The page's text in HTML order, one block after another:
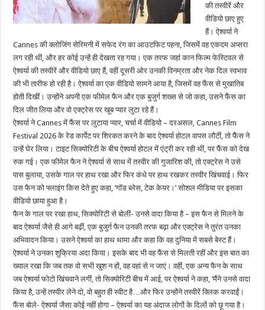
की तस्वीरें और
वीडियो छाए हुए
हैं। ऐश्वर्या ने
Cannes की क्लोजिंग सेरिमनी में सफेद रंग का आउटफिट पहना, जिसमें वह एकदम अप्सरा
लग रही थीं, और हर कोई उन्हें ही देखता रह गया। एक तरफ जहां कान फिल्म फेस्टिवल से
ऐश्वर्या की तस्वीरें और वीडियो छाए हैं, वहीं दूसरी ओर उनकी विनम्रता और नेक दिल स्वभाव
की भी तारीफ हो रही है। ऐश्वर्या का एक वीडियो सामने आया है, जिसमें वह फैंस से मुखातिब
होती दिखीं। उन्होंने अपनी एक फीमेल फैन और एक बुजुर्ग शख्स से जो कहा, उसने फैंस का
दिल जीत लिया और वो एक्ट्रेस पर खूब प्यार लुटा रहे हैं।
ऐश्वर्या ने Cannes में फैंस पर लुटाया प्यार, चर्चा में वीडियो – दरअसल, Cannes Film
Festival 2026 के रेड कार्पेट पर शिरकत करने के बाद ऐश्वर्या होटल वापस लौटीं, तो फैंस ने
उन्हें घेर लिया। टाइट सिक्योरिटी के बीच ऐश्वर्या होटल में एंट्री कर रही थीं, पर फैंस को देख
रुक गई। एक फीमेल फैन ने ऐश्वर्या से साथ में तस्वीर की गुजारिश की, तो एक्ट्रेस ने उसे
पास बुलाया, उसके गाल पर हाथ रखा और फिर कंधे पर हाथ रखकर तस्वीर खिंचवाई। फिर
उस फैन को फ्लाइंग किस देते हुए कहा, ‘गॉड ब्लेस, टेक केयर।’ सोशल मीडिया पर इसका
वीडियो छाया हुआ है।
फैन के गाल पर रखा हाथ, सिक्योरिटी से बोलीं- उनसे वादा किया है – इस फैन से मिलने के
बाद ऐश्वर्या जैसे ही आगे बढ़ीं, एक बुजुर्ग फैन उनकी तरफ बढ़ा और एक्ट्रेस ने तुरंत उनका
अभिवादन किया। उसने ऐश्वर्या का हाथ थामा और कहा कि वह दुनिया में सबसे बेस्ट हैं।
ऐश्वर्या ने उनका शुक्रिया अदा किया। इसके बाद भी वह फैंस से मिलती रहीं और इस बात का
ख्याल रखा कि जब तक वो सभी खुश न हों, वह वहां से न जाएं। वहीं, एक अन्य फैन के साथ
जब ऐश्वर्या फोटो खिंचवाने लगीं, तो सिक्योरिटी बीच में आई, पर ऐश्वर्या ने कहा, ‘मैंने उनसे वादा
किया है, उन्हें तस्वीर लेने दो, वो बहुत ही स्वीट है…और फिर उन्होंने तस्वीरें क्लिक करवाईं।
फैंस बोले- ऐश्वर्या जैसा कोई नहीं होगा – ऐश्वर्या का यह अंदाज लोगों के दिलों को छू गया है।